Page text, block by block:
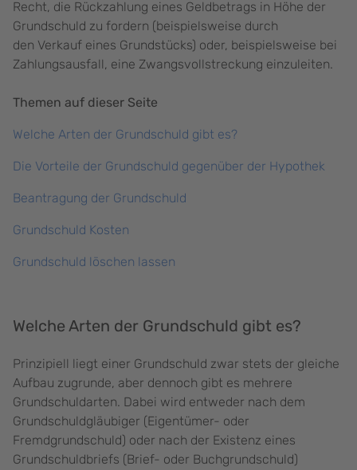
Recht, die Rückzahlung eines Geldbetrags in Höhe der
Grundschuld zu fordern (beispielsweise durch
den Verkauf eines Grundstücks) oder, beispielsweise bei
Zahlungsausfall, eine Zwangsvollstreckung einzuleiten.
Themen auf dieser Seite
Welche Arten der Grundschuld gibt es?
Die Vorteile der Grundschuld gegenüber der Hypothek
Beantragung der Grundschuld
Grundschuld Kosten
Grundschuld löschen lassen
Welche Arten der Grundschuld gibt es?
Prinzipiell liegt einer Grundschuld zwar stets der gleiche
Aufbau zugrunde, aber dennoch gibt es mehrere
Grundschuldarten. Dabei wird entweder nach dem
Grundschuldgläubiger (Eigentümer- oder
Fremdgrundschuld) oder nach der Existenz eines
Grundschuldbriefs (Brief- oder Buchgrundschuld)